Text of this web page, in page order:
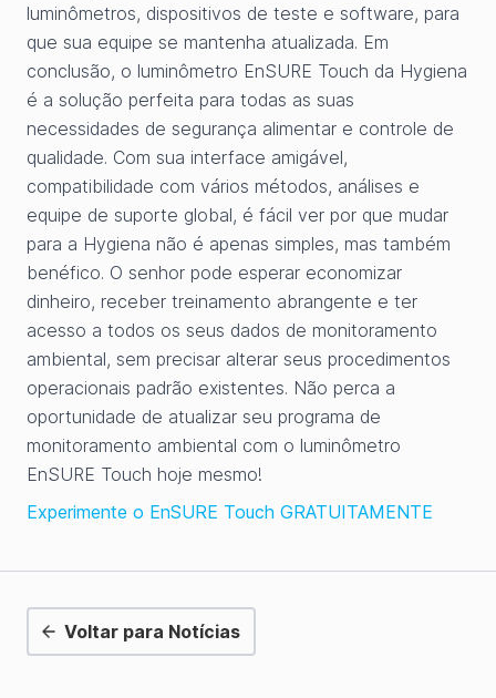
luminômetros, dispositivos de teste e software, para
que sua equipe se mantenha atualizada. Em
conclusão, o luminômetro EnSURE Touch da Hygiena
é a solução perfeita para todas as suas
necessidades de segurança alimentar e controle de
qualidade. Com sua interface amigável,
compatibilidade com vários métodos, análises e
equipe de suporte global, é fácil ver por que mudar
para a Hygiena não é apenas simples, mas também
benéfico. O senhor pode esperar economizar
dinheiro, receber treinamento abrangente e ter
acesso a todos os seus dados de monitoramento
ambiental, sem precisar alterar seus procedimentos
operacionais padrão existentes. Não perca a
oportunidade de atualizar seu programa de
monitoramento ambiental com o luminômetro
EnSURE Touch hoje mesmo!
Experimente o EnSURE Touch GRATUITAMENTE
Voltar para Notícias